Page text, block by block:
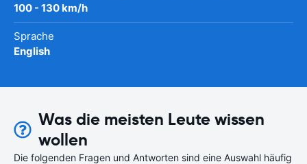
100 - 130 km/h
Sprache
English
Was die meisten Leute wissen
wollen
Die folgenden Fragen und Antworten sind eine Auswahl häufig